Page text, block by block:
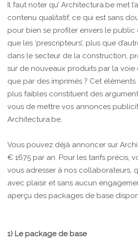
Il faut noter qu’ Architectura.be met
contenu qualitatif, ce qui est sans
pour bien se profiler envers le public
que les ‘prescripteurs’, plus que
dans le secteur de la construction,
sur de nouveaux produits par la
que par des imprimés ? Cet
plus faibles constituent des
vous de mettre vos annonces
Architectura.be.
Vous pouvez déjà annoncer sur
€ 1675 par an. Pour les tarifs précis,
vous adresser à nos collaborateurs,
avec plaisir et sans aucun
aperçu des packages de base
1) Le package de base